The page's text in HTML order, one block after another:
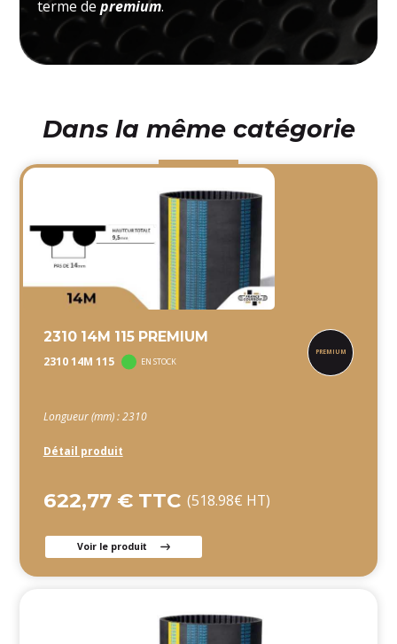
terme depremium.
Dans la même catégorie
2310 14M 115 PREMIUM
2310 14M 115 EN STOCK
Longueur (mm) : 2310
Détail produit
622,77 € TTC (518.98€ HT)
Voir le produit